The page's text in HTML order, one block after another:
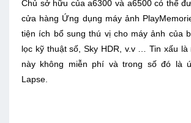
Chủ sở hữu của a6300 và a6500 có thể
cửa hàng Ứng dụng máy ảnh
tiện ích bổ sung thú vị cho máy ảnh của
lọc kỹ thuật số, Sky HDR, v.v … Tin xấu là
này không miễn phí và trong số đó là
Lapse.